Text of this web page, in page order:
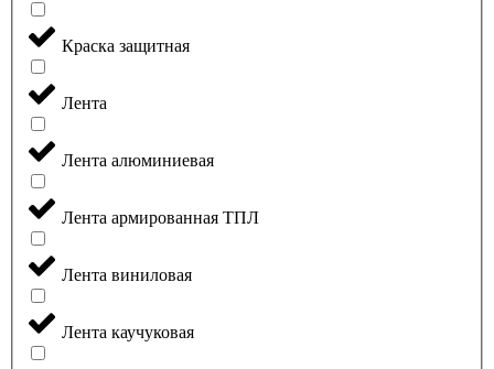
Краска защитная
Лента
Лента алюминиевая
Лента армированная ТПЛ
Лента виниловая
Лента каучуковая